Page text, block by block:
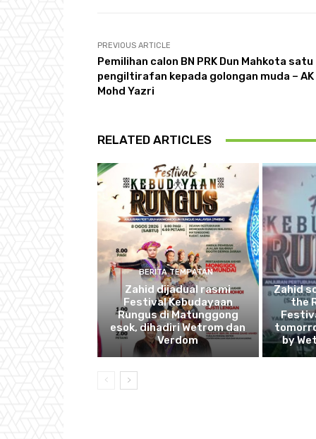
PREVIOUS ARTICLE
Pemilihan calon BN PRK Dun Mahkota satu
pengiltirafan kepada golongan muda – AK
Mohd Yazri
RELATED ARTICLES
BERITA TEMPATAN
Zahid dijadual rasmi
Festival Kebudayaan
Rungus di Matunggong
esok, dihadiri Wetrom dan
Verdom
Zahid
the
by